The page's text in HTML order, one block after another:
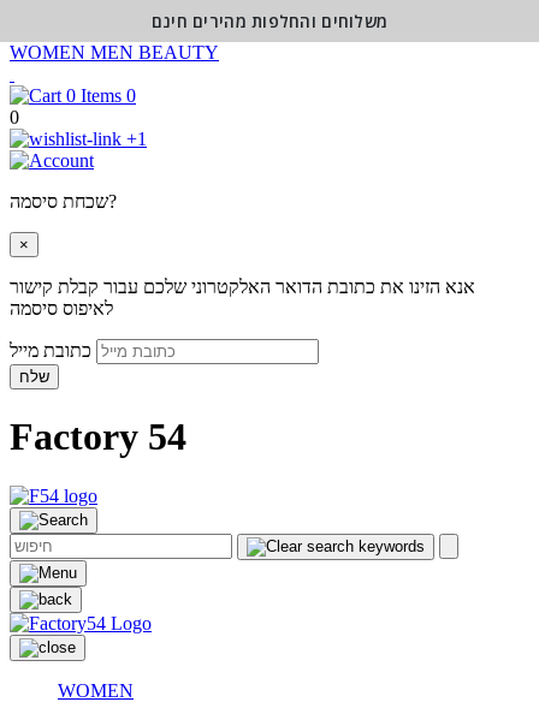
WOMEN MEN BEAUTY
0
0
+1
שכחת סיסמה?
×
אנא הזינו את כתובת הדואר האלקטרוני שלכם עבור קבלת קישור
לאיפוס סיסמה
שלח
Factory 54
WOMEN
משלוחים והחלפות מהירים חינם